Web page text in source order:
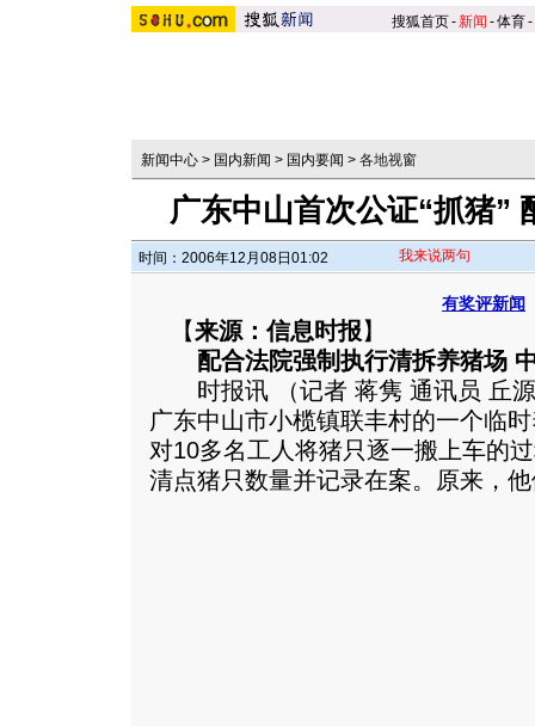
搜狐首页-新闻 -体育-
新闻中心 > 国内新闻 > 国内要闻 > 各地视窗
广东中山首次公证“抓猪”
时间：2006年12月08日01:02 我来说两句
有奖评新闻
【来源：信息时报】
配合法院强制执行清拆养猪场
时报讯 （记者 蒋隽 通讯员 丘源
广东中山市小榄镇联丰村的一个临
对10多名工人将猪只逐一搬上车的
清点猪只数量并记录在案。 原来，